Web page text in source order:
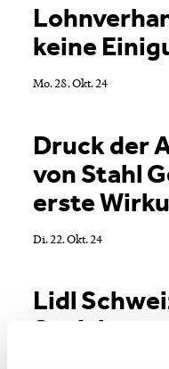
keine
Mo. 28. Okt. 24
Druck der
von Stahl
erste
Di. 22. Okt. 24
Lidl